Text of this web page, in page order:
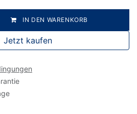
IN DEN WARENKORB
Jetzt kaufen